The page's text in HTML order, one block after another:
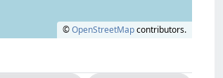
©OpenStreetMapcontributors.